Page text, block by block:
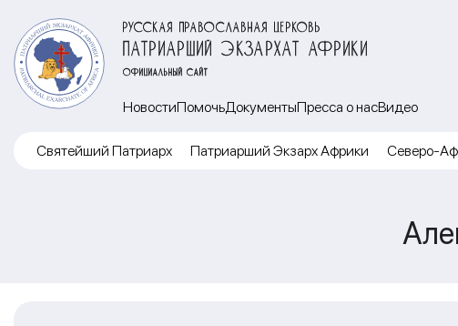
РУССКАЯ ПРАВОСЛАВНАЯ ЦЕРКОВЬ
ПАТРИАРШИЙ ЭКЗАРХАТ АФРИКИ
ОФИЦИАЛЬНЫЙ САЙТ
НовостиПомочьДокументыПресса о насВидео
Cвятейший Патриарх Патриарший Экзарх Африки Северо-